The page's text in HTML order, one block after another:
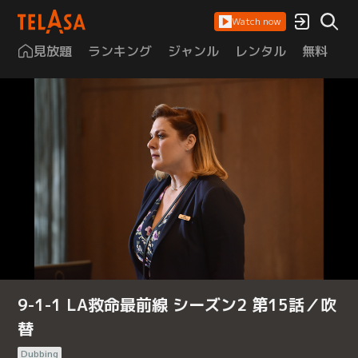
Watch now
見放題 ランキング ジャンル レンタル 無料
9-1-1 LA救命最前線 シーズン2 第15話／吹
替
Dubbing